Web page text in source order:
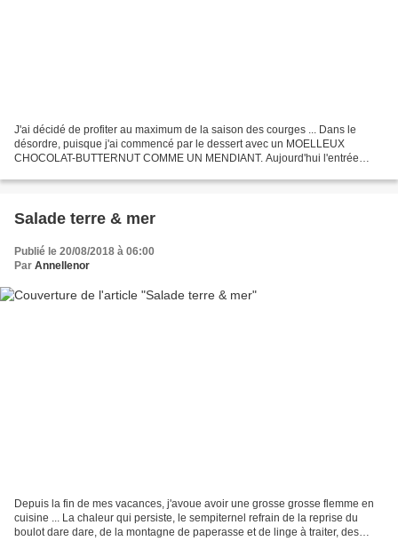
J'ai décidé de profiter au maximum de la saison des courges ... Dans le
désordre, puisque j'ai commencé par le dessert avec un MOELLEUX
CHOCOLAT-BUTTERNUT COMME UN MENDIANT. Aujourd'hui l'entrée
Salade terre & mer
Publié le 20/08/2018 à 06:00
Par Annellenor
Depuis la fin de mes vacances, j'avoue avoir une grosse grosse flemme en
cuisine ... La chaleur qui persiste, le sempiternel refrain de la reprise du
boulot dare dare, de la montagne de paperasse et de linge à traiter, des